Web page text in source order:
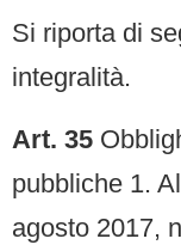
Si riporta di
integralità.
Art. 35
pubbliche 1.
agosto 2017,